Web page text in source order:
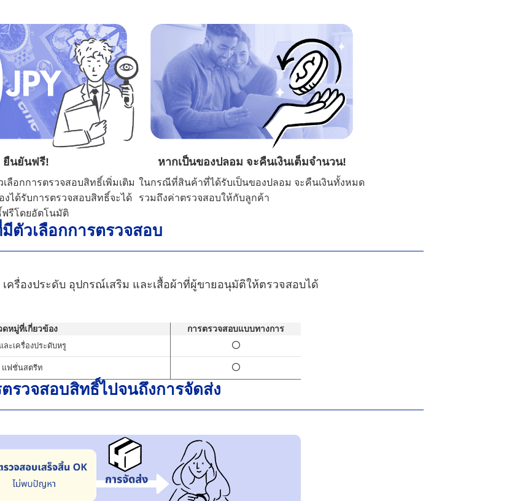
ยืนยันฟรี!
ลือกการตรวจสอบสิทธิ์เพิ่มเติม
ได้รับการตรวจสอบสิทธิ์จะได้
รีโดยอัตโนมัติ
หากเป็นของปลอม จะคืนเงินเต็มจำนวน!
ในกรณีที่สินค้าที่ได้รับเป็นของปลอม จะคืนเงินทั้งหมด
รวมถึงค่าตรวจสอบให้กับลูกค้า
ตัวเลือกการตรวจสอบ
ครื่องประดับ อุปกรณ์เสริม และเสื้อผ้าที่ผู้ขายอนุมัติให้ตรวจสอบได้
หมู่ที่เกี่ยวข้อง การตรวจสอบแบบทางการ
ะเครื่องประดับหรู
แฟชั่นสตรีท
รวจสอบสิทธิ์ไปจนถึงการจัดส่ง